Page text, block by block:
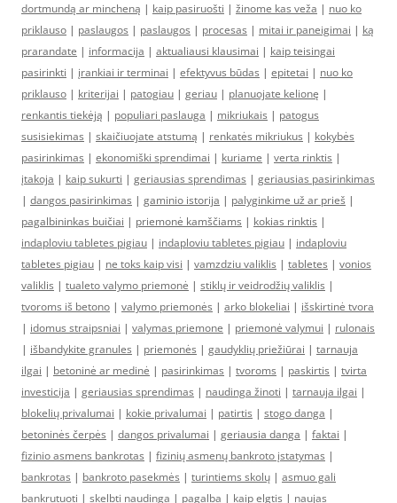
dortmundą ar mincheną | kaip pasiruošti | žinome kas veža | nuo ko
priklauso | paslaugos | paslaugos | procesas | mitai ir paneigimai | ką
prarandate | informacija | aktualiausi klausimai | kaip teisingai
pasirinkti | įrankiai ir terminai | efektyvus būdas | epitetai | nuo ko
priklauso | kriterijai | patogiau | geriau | planuojate kelionę |
renkantis tiekėją | populiari paslauga | mikriukais | patogus
susisiekimas | skaičiuojate atstumą | renkatės mikriukus | kokybės
pasirinkimas | ekonomiški sprendimai | kuriame | verta rinktis |
įtakoja | kaip sukurti | geriausias sprendimas | geriausias pasirinkimas
| dangos pasirinkimas | gaminio istorija | palyginkime už ar prieš |
pagalbininkas buičiai | priemonė kamščiams | kokias rinktis |
indaploviu tabletes pigiau | indaploviu tabletes pigiau | indaploviu
tabletes pigiau | ne toks kaip visi | vamzdziu valiklis | tabletes | vonios
valiklis | tualeto valymo priemonė | stiklų ir veidrodžių valiklis |
tvoroms iš betono | valymo priemonės | arko blokeliai | išskirtinė tvora
| idomus straipsniai | valymas priemone | priemonė valymui | rulonais
| išbandykite granules | priemonės | gaudyklių priežiūrai | tarnauja
ilgai | betoninė ar medinė | pasirinkimas | tvoroms | paskirtis | tvirta
investicija | geriausias sprendimas | naudinga žinoti | tarnauja ilgai |
blokelių privalumai | kokie privalumai | patirtis | stogo danga |
betoninės čerpės | dangos privalumai | geriausia danga | faktai |
fizinio asmens bankrotas | fizinių asmenų bankroto įstatymas |
bankrotas | bankroto pasekmės | turintiems skolų | asmuo gali
bankrutuoti | skelbti naudinga | pagalba | kaip elgtis | naujas